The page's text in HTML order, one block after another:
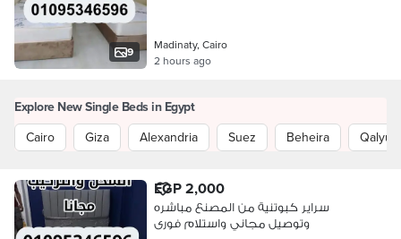
9
Madinaty, Cairo
2 hours ago
Explore New Single Beds in Egypt
Cairo
Giza Alexandria Suez Beheira
EGP 2,000
سراير كبوتنية من المصنع مباشره
وتوصيل مجاني واستلام فورى